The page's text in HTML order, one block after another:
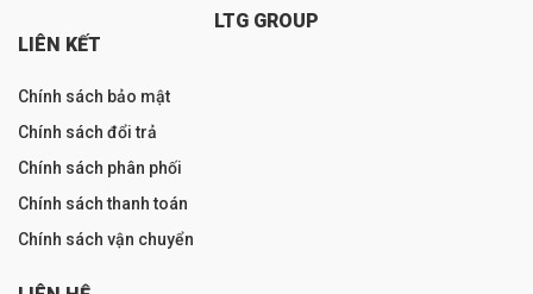
LTG GROUP
LIÊN KẾT
Chính sách bảo mật
Chính sách đổi trả
Chính sách phân phối
Chính sách thanh toán
Chính sách vận chuyển